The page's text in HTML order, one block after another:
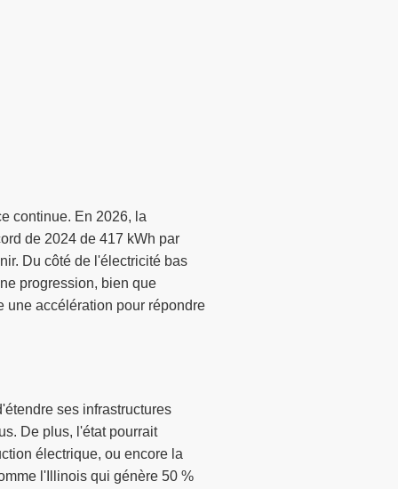
continue. En 2026, la
de 2024 de 417 kWh par
Du côté de l'électricité bas
progression, bien que
une accélération pour répondre
ses infrastructures
De plus, l'état pourrait
électrique, ou encore la
l'Illinois qui génère 50 %